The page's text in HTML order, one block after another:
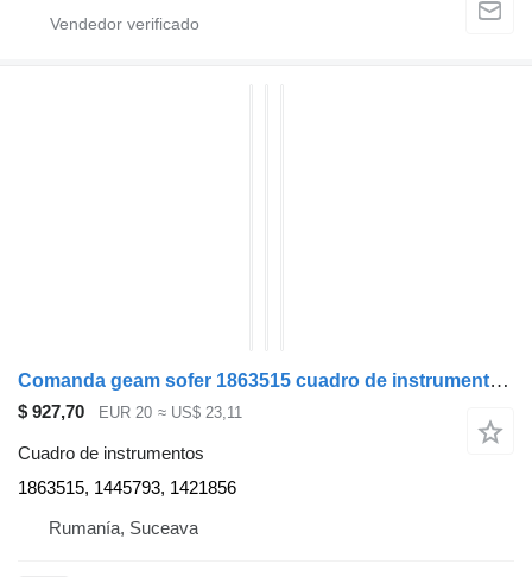
Comanda geam sofer 1863515 cuadro de instrumentos para Scania cabeza tractora
$ 927,70 EUR 20 ≈ US$ 23,11
Cuadro de instrumentos
1863515, 1445793, 1421856
Rumanía, Suceava